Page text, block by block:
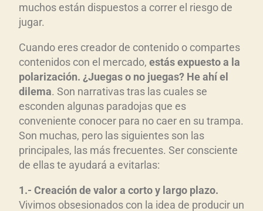
muchos están dispuestos a correr el riesgo de
jugar.
Cuando eres creador de contenido o compartes
contenidos con el mercado, estás expuesto a la
polarización. ¿Juegas o no juegas? He ahí el
dilema. Son narrativas tras las cuales se
esconden algunas paradojas que es
conveniente conocer para no caer en su trampa.
Son muchas, pero las siguientes son las
principales, las más frecuentes. Ser consciente
de ellas te ayudará a evitarlas:
1.- Creación de valor a corto y largo plazo.
Vivimos obsesionados con la idea de producir un